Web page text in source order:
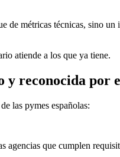
de métricas técnicas, sino un
atiende a los que ya tiene.
y reconocida por
las pymes españolas:
agencias que cumplen